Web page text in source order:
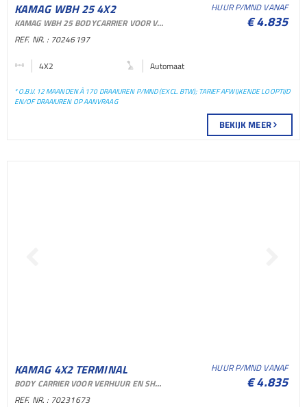
KAMAG WBH 25 4X2
TERMINAL TREKKER
TERMINAL TREKKER
KAMAG WBH 25 BODYCARRIER VOOR VERHUUR EN SHORTLASE
HUUR P/MND VANAF
€ 4.835
REF. NR. : 70246197
4X2 Automaat
* O.B.V. 12 MAANDEN À 170 DRAAIUREN P/MND (EXCL. BTW); TARIEF AFWIJKENDE LOOPTIJD
EN/OF DRAAIUREN OP AANVRAAG
BEKIJK MEER
KAMAG 4X2 TERMINAL
TREKKER TERMINAL
BODY CARRIER VOOR VERHUUR EN SHORTLEASE
HUUR P/MND VANAF
€ 4.835
REF. NR. : 70231673